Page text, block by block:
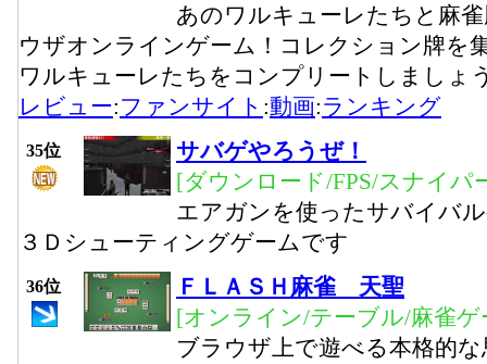
あのワルキューレたちと麻
ウザオンラインゲーム！コレクション牌を
ワルキューレたちをコンプリートしましょ
レビュー:ファンサイト :動画:ランキング
35位
サバゲやろうぜ！
[ダウンロード/FPS/スナイパ
エアガンを使ったサバイバ
３Ｄシューティングゲームです
36位
ＦＬＡＳＨ麻雀 天聖
[オンライン/テーブル/麻雀ゲ
ブラウザ上で遊べる本格的